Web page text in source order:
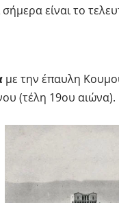
σήμερα είναι το
με την έπαυλη
(τέλη 19ου αιώνα).